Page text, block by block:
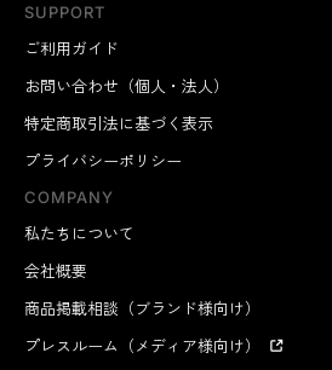
SUPPORT
ご利用ガイド
お問い合わせ（個人・法人）
特定商取引法に基づく表示
プライバシーポリシー
COMPANY
私たちについて
会社概要
商品掲載相談（ブランド様向け）
プレスルーム（メディア様向け）